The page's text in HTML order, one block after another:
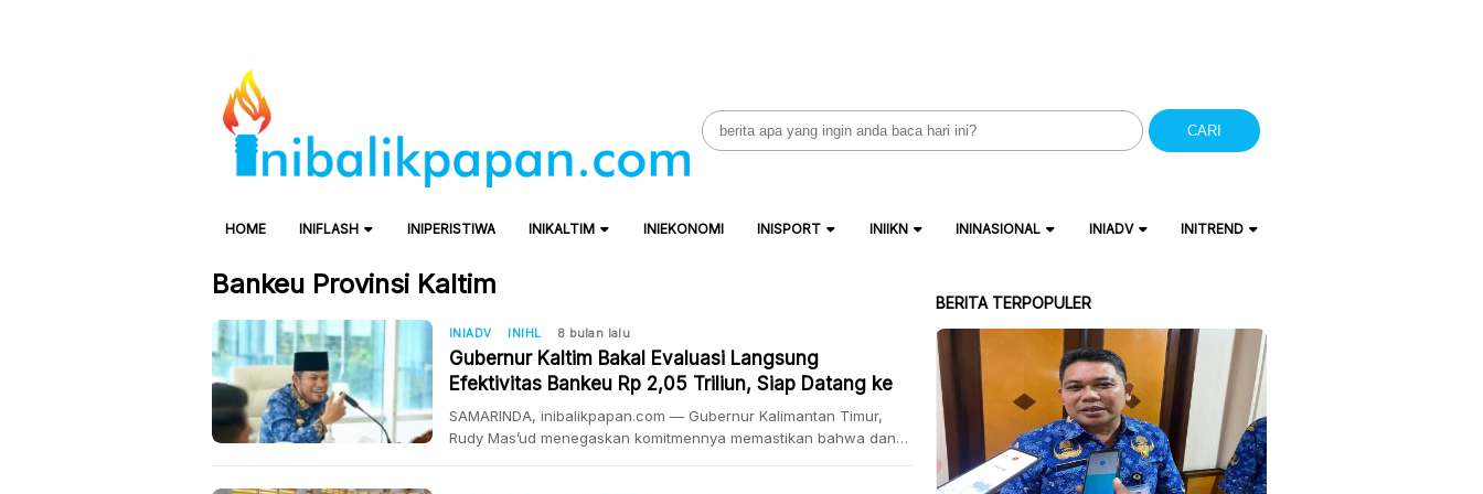
Search
for:
CARI
HOME INIFLASH INIPERISTIWA INIKALTIM INIEKONOMI INISPORT INIIKN ININASIONAL INIADV INITREND
Bankeu Provinsi Kaltim
INIADV INIHL 8 bulan lalu
Gubernur Kaltim Bakal Evaluasi Langsung
Efektivitas Bankeu Rp 2,05 Triliun, Siap Datang ke
Daerah
SAMARINDA, inibalikpapan.com — Gubernur Kalimantan Timur,
Rudy Mas’ud menegaskan komitmennya memastikan bahwa dana
BERITA TERPOPULER